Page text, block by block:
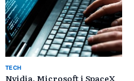
TECH
Nvidia, Microsoft i SpaceX